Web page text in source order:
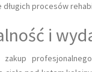
procesów
i
zakup
Jak Piłka